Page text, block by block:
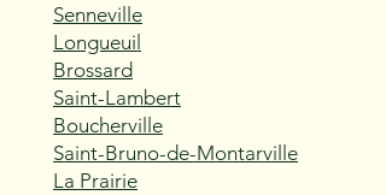
Senneville
Longueuil
Brossard
Saint-Lambert
Boucherville
Saint-Bruno-de-Montarville
La Prairie